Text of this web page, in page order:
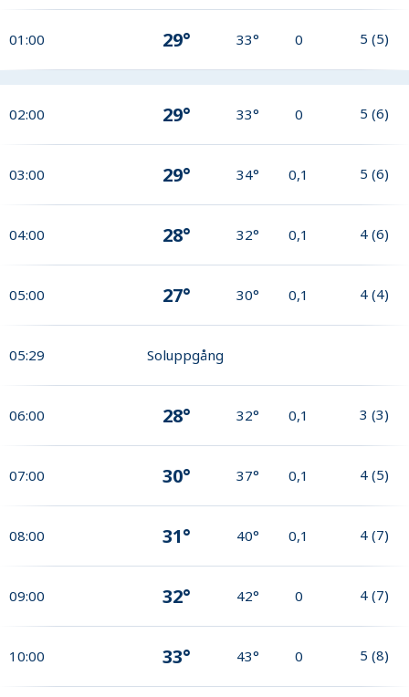
01:00 29° 33° 0 5 (5)
02:00 29° 33° 0 5 (6)
03:00 29° 34° 0,1 5 (6)
04:00 28° 32° 0,1 4 (6)
05:00 27° 30° 0,1 4 (4)
05:29 Soluppgång
06:00 28° 32° 0,1 3 (3)
07:00 30° 37° 0,1 4 (5)
08:00 31° 40° 0,1 4 (7)
09:00 32° 42° 0 4 (7)
10:00 33° 43° 0 5 (8)